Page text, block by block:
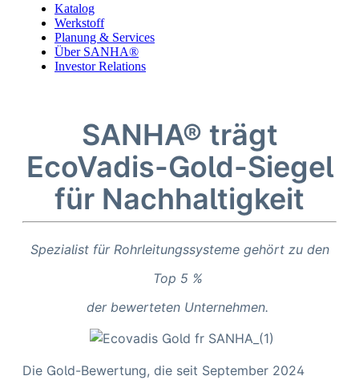
Katalog
Werkstoff
Planung & Services
Über SANHA®
Investor Relations
SANHA® trägt
EcoVadis-Gold-Siegel
für Nachhaltigkeit
Spezialist für Rohrleitungssysteme gehört zu den
Top 5 %
der bewerteten Unternehmen.
Die Gold-Bewertung, die seit September 2024